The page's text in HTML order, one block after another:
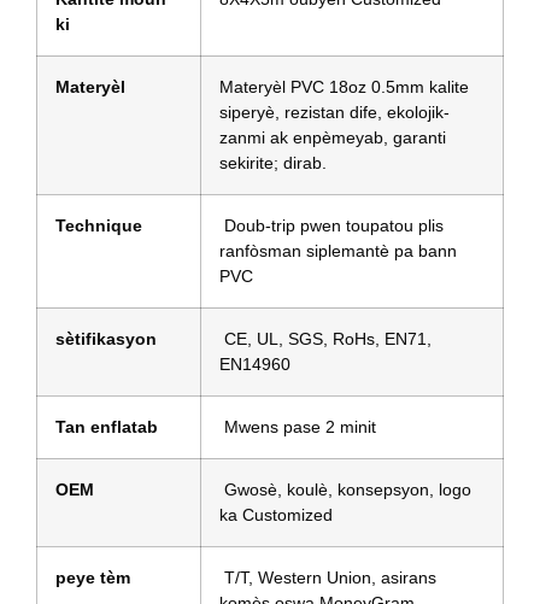
ki
Materyèl
Materyèl PVC 18oz 0.5mm kalite
siperyè, rezistan dife, ekolojik-
zanmi ak enpèmeyab, garanti
sekirite; dirab.
Technique
Doub-trip pwen toupatou plis
ranfòsman siplemantè pa bann
PVC
sètifikasyon
CE, UL, SGS, RoHs, EN71,
EN14960
Tan enflatab Mwens pase 2 minit
OEM
Gwosè, koulè, konsepsyon, logo
ka Customized
peye tèm
T/T, Western Union, asirans